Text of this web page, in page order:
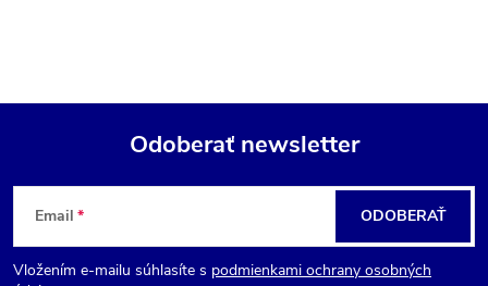
Z
á
Odoberať newsletter
Email
Vložením e-mailu súhlasíte s podmienkami ochrany osobných
ODOBERAŤ